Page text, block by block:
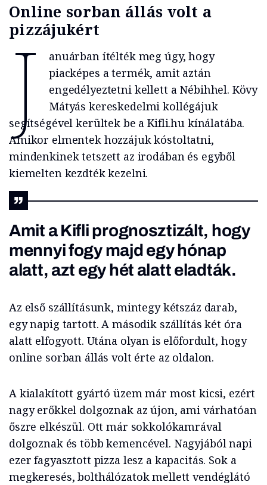
Online sorban állás volt a
pizzájukért
J
anuárban ítélték meg úgy, hogy
piacképes a termék, amit aztán
engedélyeztetni kellett a Nébihhel. Kövy
Mátyás kereskedelmi kollégájuk
segítségével kerültek be a Kifli.hu kínálatába.
Amikor elmentek hozzájuk kóstoltatni,
mindenkinek tetszett az irodában és egyből
kiemelten kezdték kezelni.
Amit a Kifli prognosztizált, hogy
mennyi fogy majd egy hónap
alatt, azt egy hét alatt eladták.
Az első szállításunk, mintegy kétszáz darab,
egy napig tartott. A második szállítás két óra
alatt elfogyott. Utána olyan is előfordult, hogy
online sorban állás volt érte az oldalon.
A kialakított gyártó üzem már most kicsi, ezért
nagy erőkkel dolgoznak az újon, ami várhatóan
őszre elkészül. Ott már sokkolókamrával
dolgoznak és több kemencével. Nagyjából napi
ezer fagyasztott pizza lesz a kapacitás. Sok a
megkeresés, bolthálózatok mellett vendéglátó